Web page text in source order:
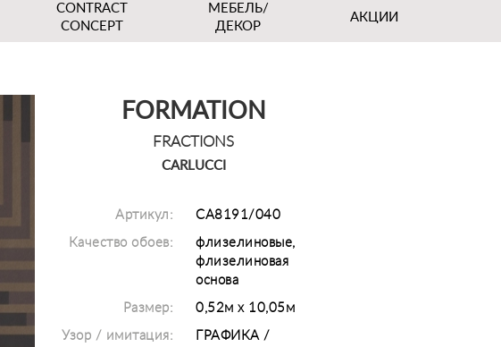
CONTRACT
CONCEPT
МЕБЕЛЬ/
ДЕКОР
АКЦИИ
FORMATION
FRACTIONS
CARLUCCI
Артикул: CA8191/040
Качество обоев:
флизелиновые,
флизелиновая
основа
Размер: 0,52м х 10,05м
Узор / имитация:
ГРАФИКА /